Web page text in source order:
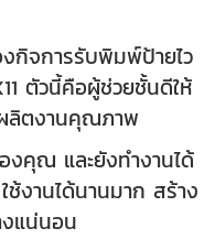
งกิจการรับพิมพ์ป้ายไว
ตัวนี้คือผู้ช่วยชั้นดีให้
ลิตงานคุณภาพ
คุณ และยังทำงานได้
งานได้นานมาก สร้าง
งแน่นอน